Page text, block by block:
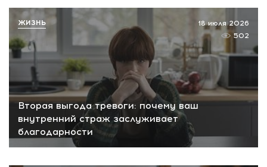
Вторая выгода тревоги: почему ваш
внутренний страж заслуживает
благодарности
18 июля 2026
502
ЖИЗНЬ